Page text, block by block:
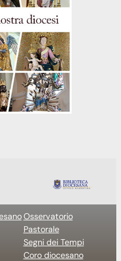
Osservatorio
Pastorale
Segni dei Tempi
Coro diocesano